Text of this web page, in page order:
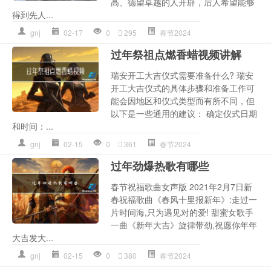
得到先人...
gnj 02-17 0 295 春节2024
过年祭祖点燃香蜡视频讲解
瑞安开工大吉仪式需要准备什么? 瑞安
开工大吉仪式的具体步骤和准备工作可
能会因地区和仪式类型而有所不同，但
以下是一些通用的建议： 确定仪式日期
和时间：...
gnj 02-15 0 361 春节2024
过年劲爆热歌有哪些
春节祝福歌曲女声版 2021年2月7日新
春祝福歌曲《春风十里报新年》:走过一
片时间海,只为遇见对的爱! 甜蜜女歌手
一曲《新年大吉》旋律带劲,祝愿你年年
大吉发大...
gnj 02-15 0 380 春节2024